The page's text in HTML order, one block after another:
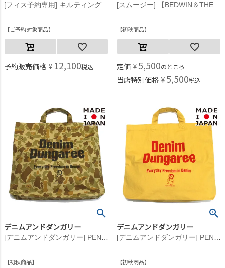
ご予約対象商品
予約販売価格 ¥ 12,100税込
初秋商品
定価 ¥ 5,500のところ
当店特別価格 ¥ 5,500税込
デニムアンドダンガリー
初秋商品
デニムアンドダンガリー
初秋商品